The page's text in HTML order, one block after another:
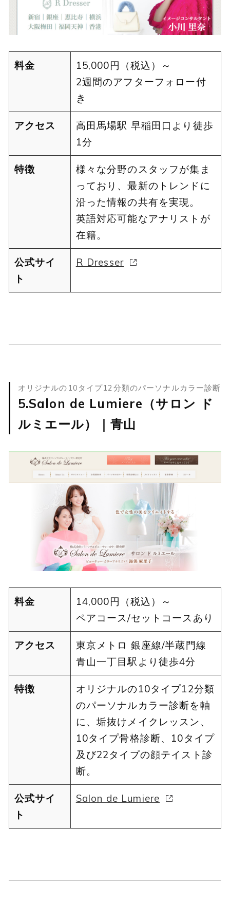
料金
15,000円（税込）～
2週間のアフターフォロー付
き
アクセス
高田馬場駅 早稲田口より徒歩
1分
特徴
様々な分野のスタッフが集ま
っており、最新のトレンドに
沿った情報の共有を実現。
英語対応可能なアナリストが
在籍。
公式サイ
ト
R Dresser
オリジナルの10タイプ12分類のパーソナルカラー診断
5.Salon de Lumiere（サロン ド
ルミエール）｜青山
料金
14,000円（税込）～
ペアコース/セットコースあり
アクセス
東京メトロ 銀座線/半蔵門線
青山一丁目駅より徒歩4分
特徴
オリジナルの10タイプ12分類
のパーソナルカラー診断を軸
に、垢抜けメイクレッスン、
10タイプ骨格診断、10タイプ
及び22タイプの顔テイスト診
断。
公式サイ
ト
Salon de Lumiere